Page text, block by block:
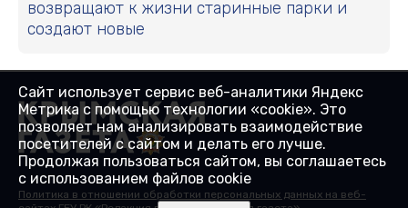
возвращают к жизни старинные парки и
создают новые
Политика в отношении обработки персональных данных на веб-
Сайт использует сервис веб-аналитики Яндекс
Метрика с помощью технологии «cookie». Это
позволяет нам анализировать взаимодействие
посетителей с сайтом и делать его лучше.
Продолжая пользоваться сайтом, вы соглашаетесь
с использованием файлов cookie